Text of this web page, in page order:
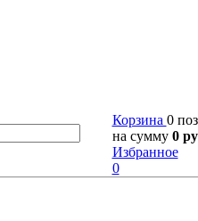
Корзина 0
на сумму 0
Избранное
0